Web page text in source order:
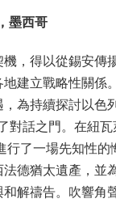
墨西哥
，得以從錫安傳
建立戰略性關係
為持續探討以色
對話之門。在紐
行了一場先知性的
德猶太遺產，並
解禱告。吹響角